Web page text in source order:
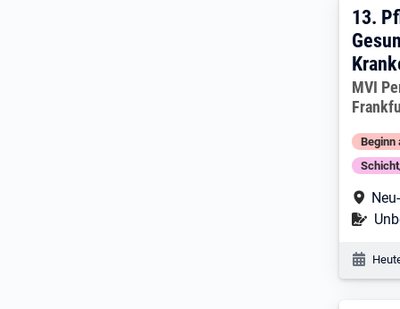
13.
13.
MVI
Beginn